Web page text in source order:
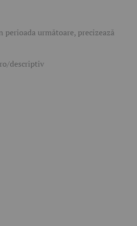
următoare, precizează
descriptiv